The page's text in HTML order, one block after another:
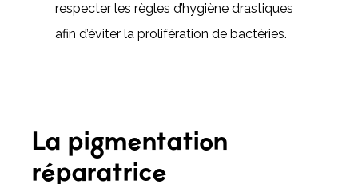
respecter les règles d’hygiène drastiques
afin d’éviter la prolifération de bactéries.
La pigmentation
réparatrice